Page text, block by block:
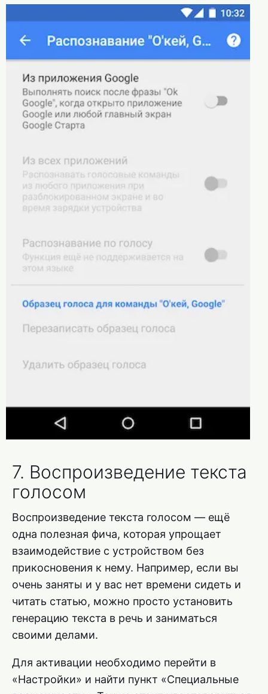
7. Воспроизведение текста
голосом
Воспроизведение текста голосом — ещё
одна полезная фича, которая упрощает
взаимодействие с устройством без
прикосновения к нему. Например, если вы
очень заняты и у вас нет времени сидеть и
читать статью, можно просто установить
генерацию текста в речь и заниматься
своими делами.
Для активации необходимо перейти в
«Настройки» и найти пункт «Специальные